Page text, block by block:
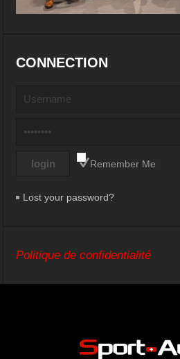
CONNECTION
Remember Me
Lost your password?
Politique de confidentialité